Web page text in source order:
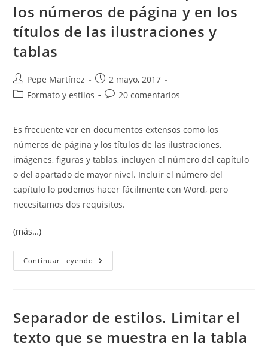
los números de página y en los
títulos de las ilustraciones y
tablas
Autor
de
Pepe Martínez
Publicación
de
2 mayo, 2017
Categoría
entrada:
Formato y estilos
Comentarios
entrada:
20 comentarios
Es frecuente ver en documentos extensos como los
números de página y los títulos de las ilustraciones,
imágenes, figuras y tablas, incluyen el número del capítulo
o del apartado de mayor nivel. Incluir el número del
capítulo lo podemos hacer fácilmente con Word, pero
necesitamos dos requisitos.
(más…)
Continuar Leyendo Incluir
El
Los
Números
Página
Y
Separador de estilos. Limitar el
texto que se muestra en la tabla